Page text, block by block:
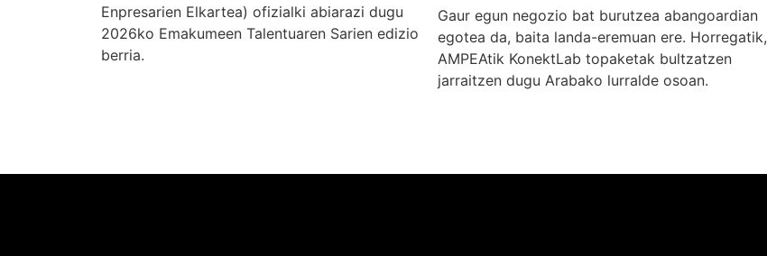
Enpresarien Elkartea) ofizialki abiarazi dugu
2026ko Emakumeen Talentuaren Sarien edizio
berria.
Gaur egun negozio bat burutzea abangoardian
egotea da, baita landa-eremuan ere. Horregatik,
AMPEAtik KonektLab topaketak bultzatzen
jarraitzen dugu Arabako lurralde osoan.